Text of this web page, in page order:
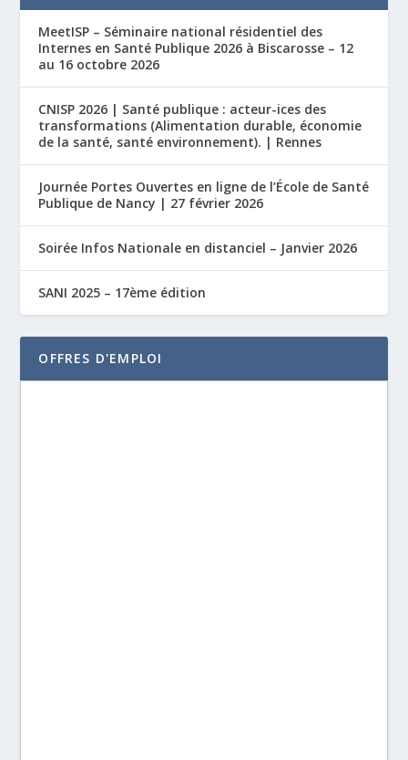
MeetISP – Séminaire national résidentiel des
Internes en Santé Publique 2026 à Biscarosse – 12
au 16 octobre 2026
CNISP 2026 | Santé publique : acteur-ices des
transformations (Alimentation durable, économie
de la santé, santé environnement). | Rennes
Journée Portes Ouvertes en ligne de l’École de Santé
Publique de Nancy | 27 février 2026
Soirée Infos Nationale en distanciel – Janvier 2026
SANI 2025 – 17ème édition
OFFRES D'EMPLOI